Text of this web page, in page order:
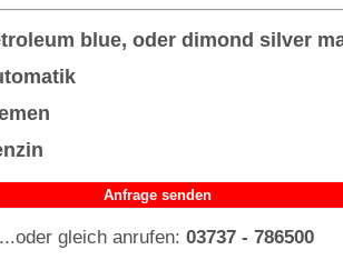
blue, oder dimond silver
Anfrage senden
...oder gleich anrufen: 03737 - 786500